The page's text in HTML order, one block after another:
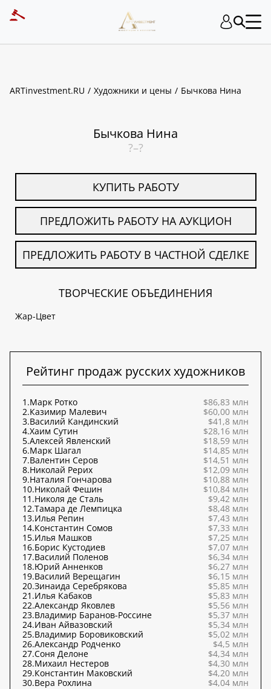
ARTinvestment.RU Художники и цены Бычкова Нина
Бычкова Нина
?–?
КУПИТЬ РАБОТУ
ПРЕДЛОЖИТЬ РАБОТУ НА АУКЦИОН
ПРЕДЛОЖИТЬ РАБОТУ В ЧАСТНОЙ СДЕЛКЕ
ТВОРЧЕСКИЕ ОБЪЕДИНЕНИЯ
Жар-Цвет
Рейтинг продаж русских художников
1.Марк Ротко
$86,83 млн
2.Казимир Малевич
$60,00 млн
3.Василий Кандинский
$41,8 млн
4.Хаим Сутин
$28,16 млн
5.Алексей Явленский
$18,59 млн
6.Марк Шагал
$14,85 млн
7.Валентин Серов
$14,51 млн
8.Николай Рерих
$12,09 млн
9.Наталия Гончарова
$10,88 млн
10.Николай Фешин
$10,84 млн
11.Николя де Сталь
$9,42 млн
12.Тамара де Лемпицка
$8,48 млн
13.Илья Репин
$7,43 млн
14.Константин Сомов
$7,33 млн
15.Илья Машков
$7,25 млн
16.Борис Кустодиев
$7,07 млн
17.Василий Поленов
$6,34 млн
18.Юрий Анненков
$6,27 млн
19.Василий Верещагин
$6,15 млн
20.Зинаида Серебрякова
$5,85 млн
21.Илья Кабаков
$5,83 млн
22.Александр Яковлев
$5,56 млн
23.Владимир Баранов-Россине
$5,37 млн
24.Иван Айвазовский
$5,34 млн
25.Владимир Боровиковский
$5,02 млн
26.Александр Родченко
$4,5 млн
27.Соня Делоне
$4,34 млн
28.Михаил Нестеров
$4,30 млн
29.Константин Маковский
$4,20 млн
30.Вера Рохлина $4,04 млн